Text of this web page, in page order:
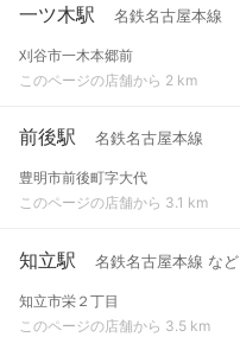
一ツ木駅 名鉄名古屋本線
刈谷市一木本郷前
このページの店舗から 2 km
前後駅 名鉄名古屋本線
豊明市前後町字大代
このページの店舗から 3.1 km
知立駅 名鉄名古屋本線 など
知立市栄２丁目
このページの店舗から 3.5 km